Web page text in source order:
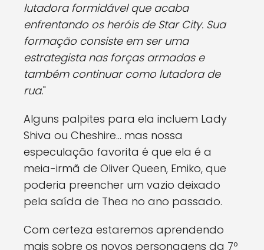
lutadora formidável que acaba
enfrentando os heróis de Star City. Sua
formação consiste em ser uma
estrategista nas forças armadas e
também continuar como lutadora de
rua."
Alguns palpites para ela incluem Lady
Shiva ou Cheshire… mas nossa
especulação favorita é que ela é a
meia-irmã de Oliver Queen, Emiko, que
poderia preencher um vazio deixado
pela saída de Thea no ano passado.
Com certeza estaremos aprendendo
mais sobre os novos personagens da 7º